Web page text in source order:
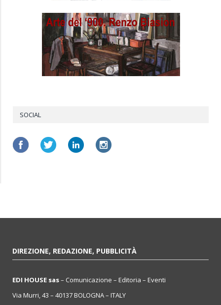
SOCIAL
DIREZIONE, REDAZIONE, PUBBLICITÀ
EDI HOUSE sas– Comunicazione – Editoria – Eventi
Via Murri, 43 – 40137 BOLOGNA – ITALY